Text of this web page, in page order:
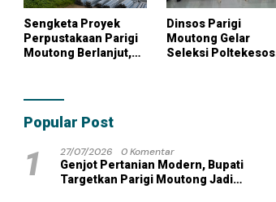
Sengketa Proyek
Perpustakaan Parigi
Moutong Berlanjut,
Tambahan dengan
Dinsos Parigi
Moutong Gelar
Seleksi Poltekesos
Popular Post
1 27/07/2026
0 Komentar
Genjot Pertanian Modern, Bupati
Targetkan Parigi Moutong Jadi